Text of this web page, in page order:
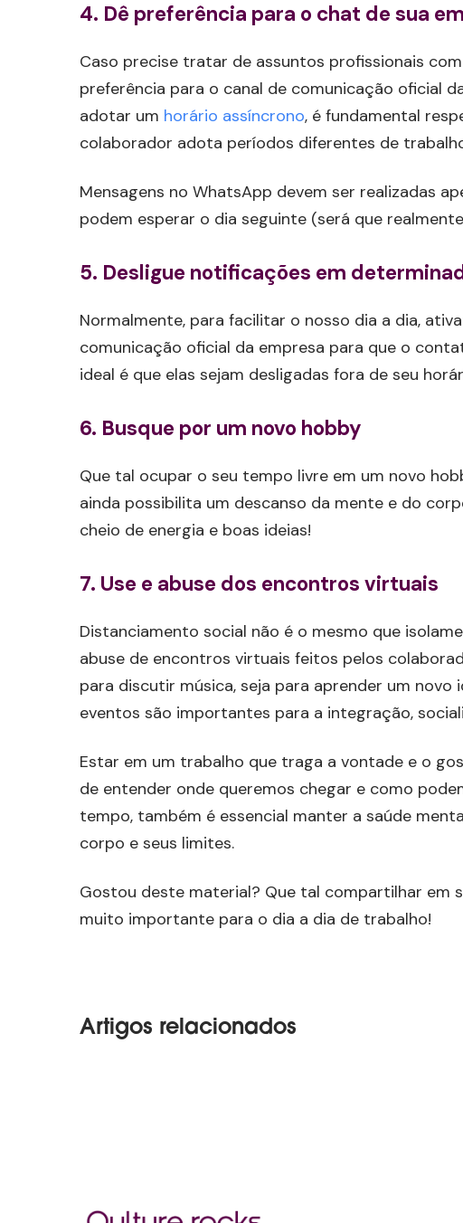
4. Dê preferência para o chat de sua
Caso precise tratar de assuntos profissionais
preferência para o canal de comunicação oficial
adotar um horário assíncrono, é fundamental
colaborador adota períodos diferentes de
Mensagens no WhatsApp devem ser realizadas
podem esperar o dia seguinte (será que
5. Desligue notificações em
Normalmente, para facilitar o nosso dia a dia,
comunicação oficial da empresa para que o
ideal é que elas sejam desligadas fora de seu
6. Busque por um novo hobby
Que tal ocupar o seu tempo livre em um novo
ainda possibilita um descanso da mente e do
cheio de energia e boas ideias!
7. Use e abuse dos encontros virtuais
Distanciamento social não é o mesmo que
abuse de encontros virtuais feitos pelos
para discutir música, seja para aprender um novo
eventos são importantes para a integração,
Estar em um trabalho que traga a vontade e o
de entender onde queremos chegar e como
tempo, também é essencial manter a saúde
corpo e seus limites.
Gostou deste material? Que tal compartilhar em
muito importante para o dia a dia de trabalho!
Artigos relacionados